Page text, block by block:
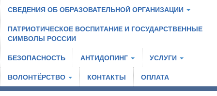
СВЕДЕНИЯ ОБ ОБРАЗОВАТЕЛЬНОЙ ОРГАНИЗАЦИИ
ПАТРИОТИЧЕСКОЕ ВОСПИТАНИЕ И ГОСУДАРСТВЕННЫЕ
СИМВОЛЫ РОССИИ
БЕЗОПАСНОСТЬ
АНТИДОПИНГ
УСЛУГИ
ВОЛОНТЁРСТВО
КОНТАКТЫ ОПЛАТА